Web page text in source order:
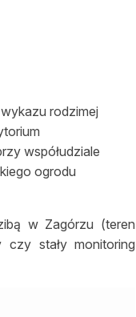
rodzimej
współudziale
ogrodu
w Zagórzu (teren
czy stały monitoring